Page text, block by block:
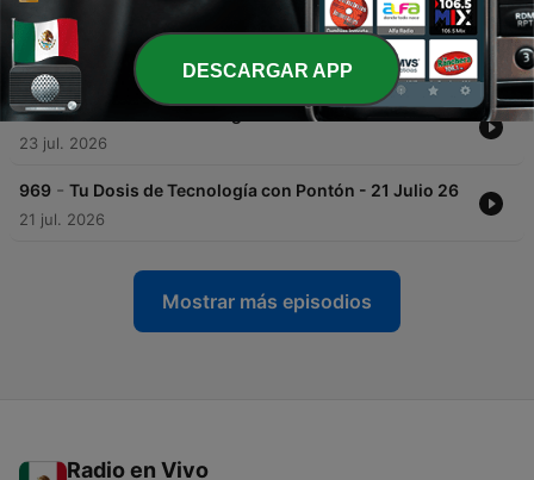
971 - Tu Dosis de Tecnología con Pontón - 28 Julio 26
28 jul. 2026
970 - Tu Dosis de Tecnología con Pontón - 23 Julio 26
23 jul. 2026
969 - Tu Dosis de Tecnología con Pontón - 21 Julio 26
21 jul. 2026
Mostrar más episodios
Radio en Vivo
DESCARGAR APP